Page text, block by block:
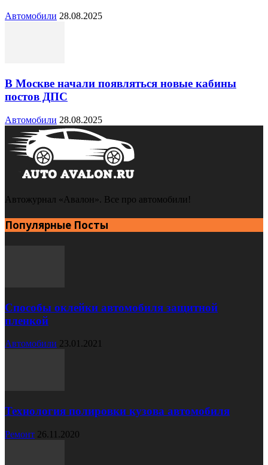
Автомобили 28.08.2025
В Москве начали появляться новые кабины
постов ДПС
Автомобили 28.08.2025
Автожурнал «Авалон». Все про автомобили!
Популярные Посты
Способы оклейки автомобиля защитной
пленкой
Автомобили 23.01.2021
Технология полировки кузова автомобиля
Ремонт 26.11.2020